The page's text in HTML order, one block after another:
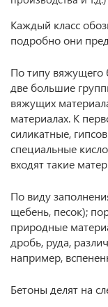
Каждый класс
подробно они
По типу вяжущего
две большие
вяжущих
материалах. К
силикатные,
специальные
входят такие
По виду
щебень, песок);
природные
дробь, руда,
например,
Бетоны делят на